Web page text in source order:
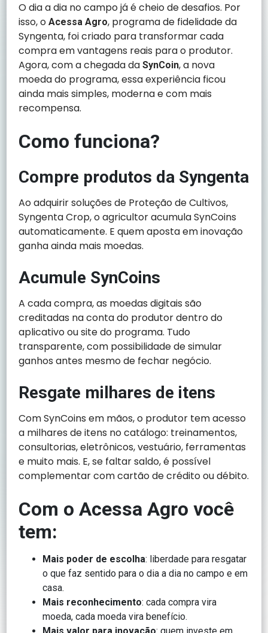
O dia a dia no campo já é cheio de desafios. Por
isso, oAcessa Agro, programa de fidelidade da
Syngenta, foi criado para transformar cada
compra em vantagens reais para o produtor.
Agora, com a chegada daSynCoin, a nova
moeda do programa, essa experiência ficou
ainda mais simples, moderna e com mais
recompensa.
Como funciona?
Compre produtos da Syngenta
Ao adquirir soluções de Proteção de Cultivos,
Syngenta Crop, o agricultor acumula SynCoins
automaticamente. E quem aposta em inovação
ganha ainda mais moedas.
Acumule SynCoins
A cada compra, as moedas digitais são
creditadas na conta do produtor dentro do
aplicativo ou site do programa. Tudo
transparente, com possibilidade de simular
ganhos antes mesmo de fechar negócio.
Resgate milhares de itens
Com SynCoins em mãos, o produtor tem acesso
a milhares de itens no catálogo: treinamentos,
consultorias, eletrônicos, vestuário, ferramentas
e muito mais. E, se faltar saldo, é possível
complementar com cartão de crédito ou débito.
Com o Acessa Agro você
tem:
Mais poder de escolha: liberdade para resgatar
o que faz sentido para o dia a dia no campo e em
casa.
Mais reconhecimento: cada compra vira
moeda, cada moeda vira benefício.